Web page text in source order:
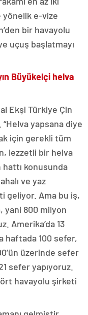
yönelik e-vize
bir havayolu
uçuş başlatmayı
Büyükelçi helva
Ekşi Türkiye Çin
yapsana diye
için gerekli tüm
lezzetli bir helva
konusunda
ve yaz
geliyor. Ama bu iş,
yani 800 milyon
Amerika’da 13
haftada 100 sefer,
üzerinde sefer
sefer yapıyoruz.
havayolu şirketi